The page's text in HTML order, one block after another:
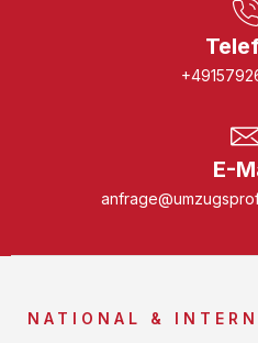
E-
NATIONAL &